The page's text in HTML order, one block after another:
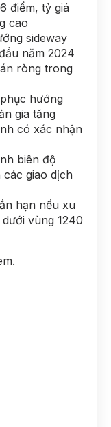
điểm, tỷ giá
cao
sideway
năm 2024
ròng trong
hướng
gia tăng
có xác nhận
biên độ
các giao dịch
hạn nếu xu
vùng 1240